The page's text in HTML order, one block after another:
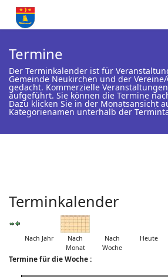
Termine
Der Terminkalender ist für
Gemeinde Neukirchen und der
gedacht. Kommerzielle
aufgeführt. Sie können die Termine
Dazu klicken Sie in der Monatsansicht
Kategorienamen unterhalb der
Terminkalender
Nach Jahr
Nach
Monat
Nach
Woche
Heute
Termine für die Woche :